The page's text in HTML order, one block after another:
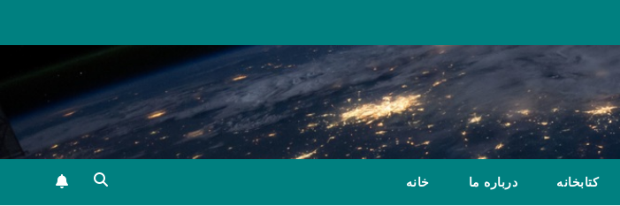
کتابخانه درباره ما خانه